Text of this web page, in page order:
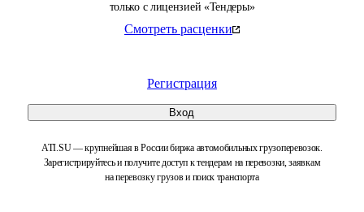
только с лицензией «Тендеры»
Смотреть расценки
Регистрация
Вход
ATI.SU — крупнейшая в России биржа автомобильных грузоперевозок.
Зарегистрируйтесь и получите доступ к тендерам на перевозки, заявкам
на перевозку грузов и поиск транспорта